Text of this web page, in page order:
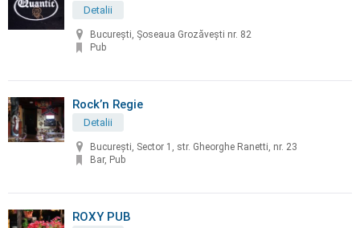
Detalii
București, Șoseaua Grozăvești nr. 82
Pub
Rock’n Regie
Detalii
Bucureşti, Sector 1, str. Gheorghe Ranetti, nr. 23
Bar, Pub
ROXY PUB